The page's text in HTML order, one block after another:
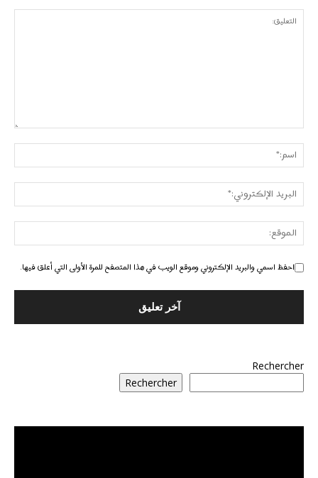
احفظ اسمي والبريد الإلكتروني وموقع الويب في هذا المتصفح للمرة الأولى التي أعلق فيها.
Rechercher
Rechercher